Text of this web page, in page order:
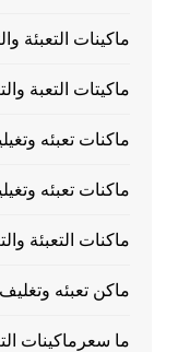
ماكينات التعبئة
ماكيتات التعبة
ماكنات تعبئه
ماكنات تعبئه
ماكنات التعبئة
ماكن تعبئه وتغليف
ما سعرماكينات